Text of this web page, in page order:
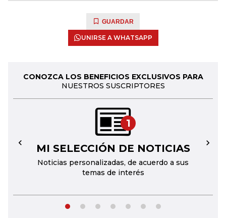
GUARDAR
UNIRSE A WHATSAPP
CONOZCA LOS BENEFICIOS EXCLUSIVOS PARA
NUESTROS SUSCRIPTORES
1
MI SELECCIÓN DE NOTICIAS
Noticias personalizadas, de acuerdo a sus
temas de interés
← →